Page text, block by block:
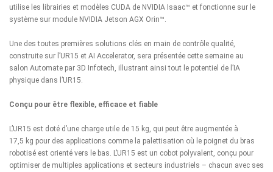
utilise les librairies et modèles CUDA de NVIDIA Isaac™ et fonctionne sur le
système sur module NVIDIA Jetson AGX Orin™
Une des toutes premières solutions clés en main de contrôle qualité,
construite sur l’UR15 et AI Accelerator, sera présentée cette semaine au
salon Automate par 3D Infotech , illustrant ainsi tout le potentiel de l’IA
physique dans l’UR15.
Conçu pour être flexible, efficace et fiable
L’UR15 est doté d’une charge utile de 15 kg, qui peut être augmentée à
17,5 kg pour des applications comme la palettisation où le poignet du bras
robotisé est orienté vers le bas. L’UR15 est un cobot polyvalent, conçu pour
optimiser de multiples applications et secteurs industriels – chacun avec ses